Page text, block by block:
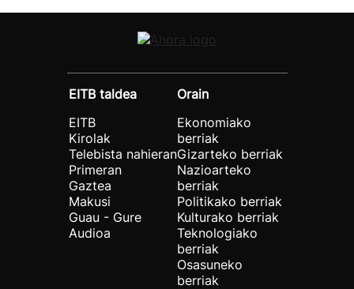
EITB taldea
EITB
Kirolak
Telebista nahieran
Primeran
Gaztea
Makusi
Guau - Gure
Audioa
Orain
Ekonomiako
berriak
Gizarteko berriak
Nazioarteko
berriak
Politikako berriak
Kulturako berriak
Teknologiako
berriak
Osasuneko
berriak